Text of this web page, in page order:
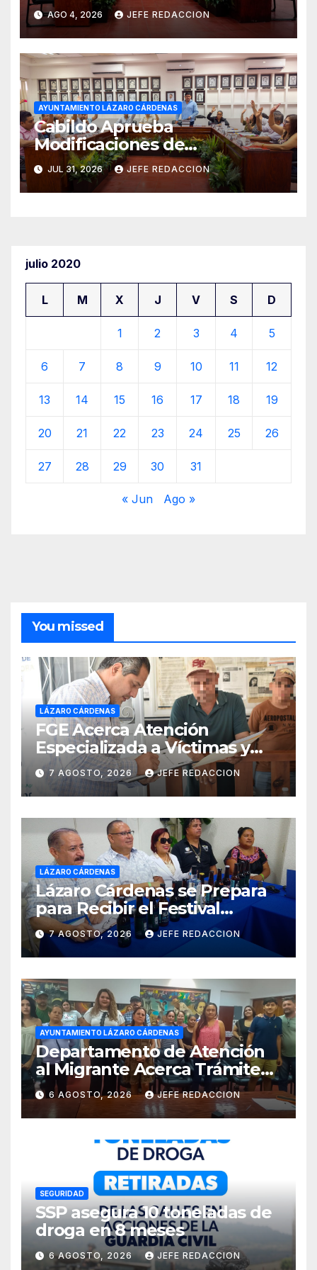
Gobierno Municipal
AGO 4, 2026 JEFE REDACCION
AYUNTAMIENTO LÁZARO CÁRDENAS
Cabildo Aprueba
Modificaciones de
Presupuesto en CAPALAC
JUL 31, 2026 JEFE REDACCION
julio 2020
L M X J V S D
1 2 3 4 5
6 7 8 9 10 11 12
13 14 15 16 17 18 19
20 21 22 23 24 25 26
27 28 29 30 31
« Jun Ago »
You missed
LÁZARO CÁRDENAS
FGE Acerca Atención
Especializada a Víctimas y
Ciudadanía de Coalcomán
7 AGOSTO, 2026 JEFE REDACCION
LÁZARO CÁRDENAS
Lázaro Cárdenas se Prepara
para Recibir el Festival
Internacional de la Cerveza
Costa de Michoacán 2026
7 AGOSTO, 2026 JEFE REDACCION
AYUNTAMIENTO LÁZARO CÁRDENAS
Departamento de Atención
al Migrante Acerca Trámite
de Pasaportes
Estadounidenses a
Residentes de Lázaro
Cárdenas
6 AGOSTO, 2026 JEFE REDACCION
SEGURIDAD
SSP asegura 10 toneladas de
droga en 8 meses
6 AGOSTO, 2026 JEFE REDACCION